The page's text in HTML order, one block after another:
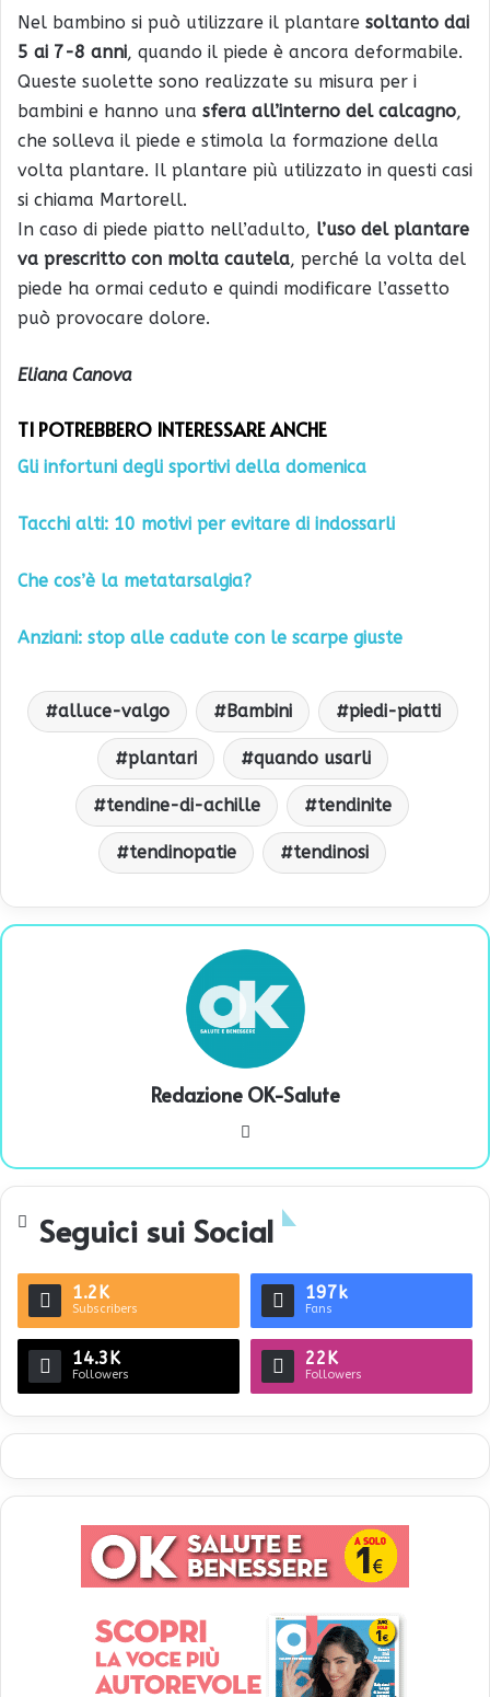
Nel bambino si può utilizzare il plantare soltanto dai
5 ai 7-8 anni, quando il piede è ancora deformabile.
Queste suolette sono realizzate su misura per i
bambini e hanno una sfera all’interno del calcagno,
che solleva il piede e stimola la formazione della
volta plantare. Il plantare più utilizzato in questi casi
si chiama Martorell.
In caso di piede piatto nell’adulto, l’uso del plantare
va prescritto con molta cautela, perché la volta del
piede ha ormai ceduto e quindi modificare l’assetto
può provocare dolore.
Eliana Canova
TI POTREBBERO INTERESSARE ANCHE
Gli infortuni degli sportivi della domenica
Tacchi alti: 10 motivi per evitare di indossarli
Che cos’è la metatarsalgia?
Anziani: stop alle cadute con le scarpe giuste
alluce-valgo Bambini piedi-piatti
plantari quando usarli
tendine-di-achille tendinite
tendinopatie tendinosi
Redazione OK-Salute
te
Seguici sui Social
1.2K
Subscribers
197k
Fans
14.3K
Followers
22K
Followers